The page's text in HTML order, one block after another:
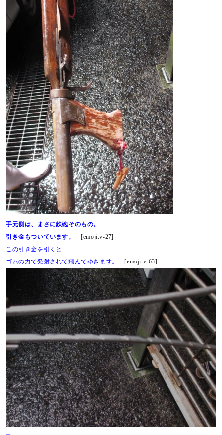
手元側は、まさに鉄砲そのもの。
引き金もついています。
[emoji:v-27]
この引き金を引くと
ゴムの力で発射されて飛んでゆきます。
[emoji:v-63]